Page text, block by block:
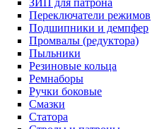
ЗИП для патрона
Переключатели режимов
Подшипники и демпфер
Промвалы (редуктора)
Пыльники
Резиновые кольца
Ремнаборы
Ручки боковые
Смазки
Статора